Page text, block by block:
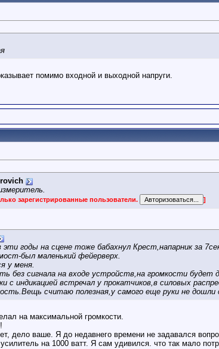
помимо входной и выходной напруги.
зарегистрированные пользователи. ]
эти годы на сцене тоже бабахнул Крест,напарник за
был маленький фейерверх.
у меня.
без сигнала на входе устройств,на громкости будет
с индикацией встречал у прокатчиков,в силовых
считаю полезная,у самого еще руки не дошли
на максимальной громкости.
дело ваше. Я до недавнего времени не задавался
на 1000 ватт. Я сам удивился. что так мало